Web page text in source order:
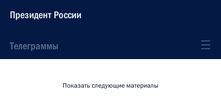
Президент России
Телеграммы
Показать следующие материалы